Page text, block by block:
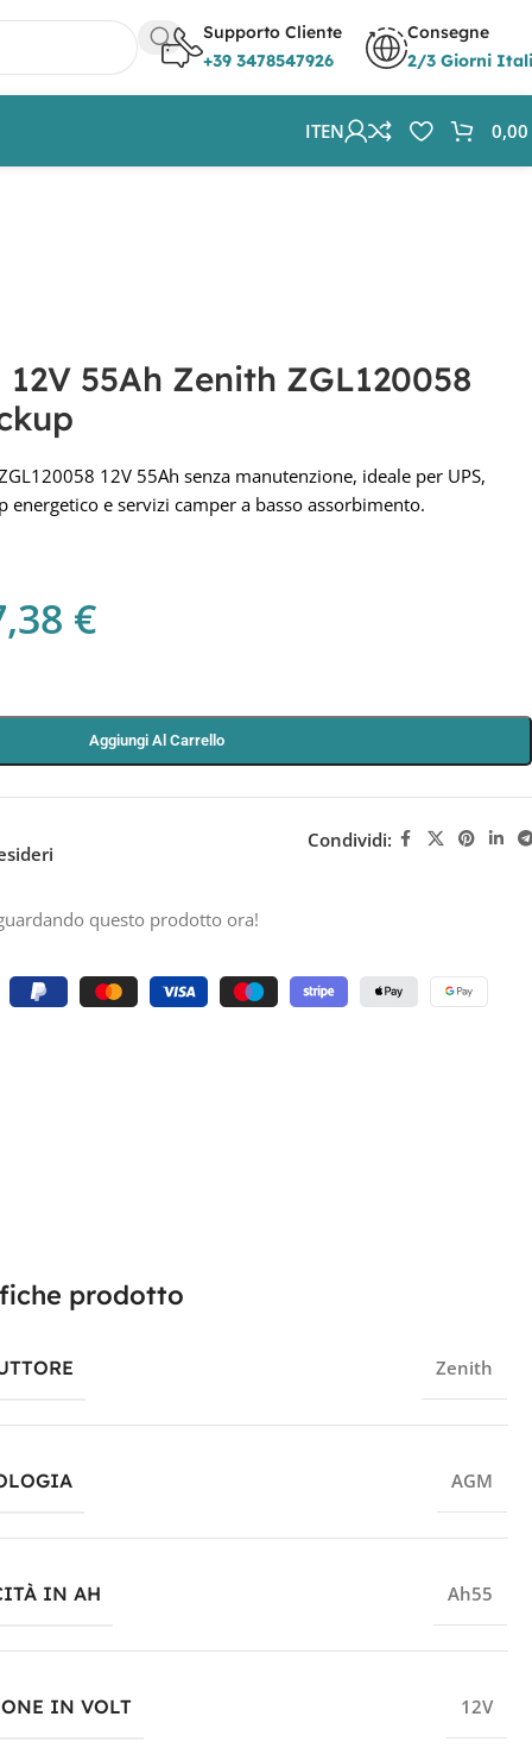
Supporto Cliente
+39 3478547926
Consegne
2/3 Giorni
ITEN
0,00
55Ah Zenith ZGL120058
12V 55Ah senza manutenzione, ideale per UPS,
energetico e servizi camper a basso assorbimento.
€
Aggiungi Al Carrello
Condividi:
questo prodotto ora!
prodotto
Zenith
AGM
IN AH Ah55
IN VOLT 12V